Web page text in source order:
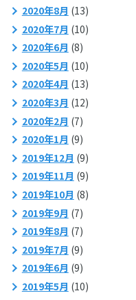
2020年8月 (13)
2020年7月 (10)
2020年6月 (8)
2020年5月 (10)
2020年4月 (13)
2020年3月 (12)
2020年2月 (7)
2020年1月 (9)
2019年12月 (9)
2019年11月 (9)
2019年10月 (8)
2019年9月 (7)
2019年8月 (7)
2019年7月 (9)
2019年6月 (9)
2019年5月 (10)